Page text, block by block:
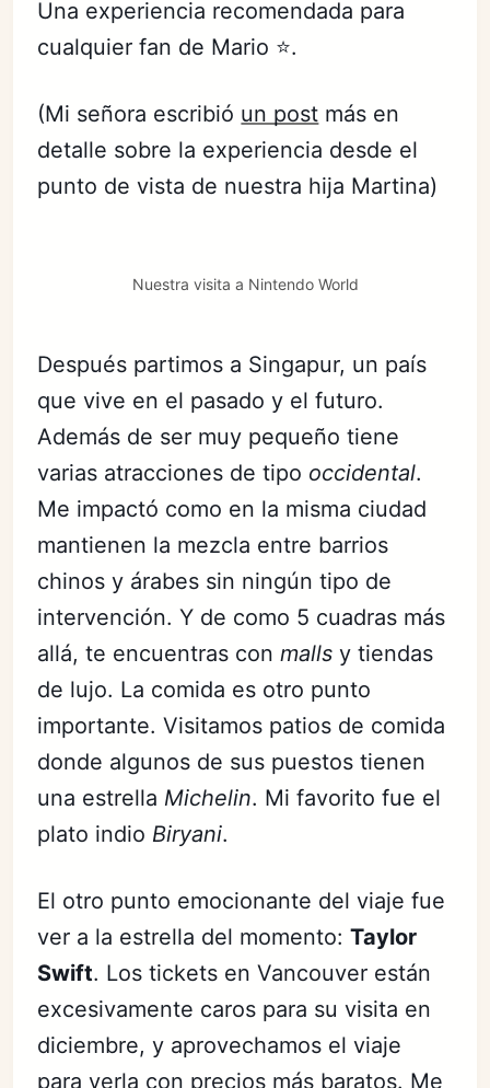
Una experiencia recomendada para
cualquier fan de Mario ⭐️.
(Mi señora escribió un post más en
detalle sobre la experiencia desde el
punto de vista de nuestra hija Martina)
Nuestra visita a Nintendo World
Después partimos a Singapur, un país
que vive en el pasado y el futuro.
Además de ser muy pequeño tiene
varias atracciones de tipo occidental.
Me impactó como en la misma ciudad
mantienen la mezcla entre barrios
chinos y árabes sin ningún tipo de
intervención. Y de como 5 cuadras más
allá, te encuentras conmalls y tiendas
de lujo. La comida es otro punto
importante. Visitamos patios de comida
donde algunos de sus puestos tienen
una estrella Michelin. Mi favorito fue el
plato indio Biryani.
El otro punto emocionante del viaje fue
ver a la estrella del momento:Taylor
Swift. Los tickets en Vancouver están
excesivamente caros para su visita en
diciembre, y aprovechamos el viaje
para verla con precios más baratos. Me